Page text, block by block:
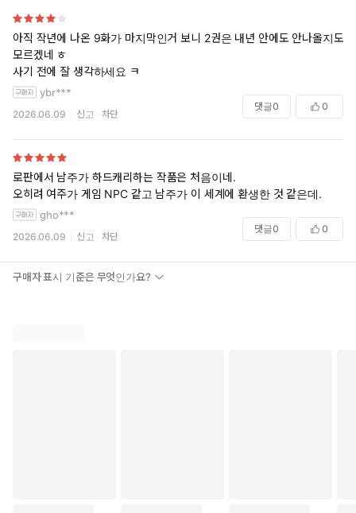
아직 작년에 나온 9화가 마지막인거 보니 2권은 내년 안에도 안나올지도
모르겠네 ㅎ
사기 전에 잘 생각하세요 ㅋ
ybr***
2026.06.09 신고 차단
댓글0 0
로판에서 남주가 하드캐리하는 작품은 처음이네.
오히려 여주가 게임 NPC 같고 남주가 이 세계에 환생한 것 같은데.
gho***
2026.06.09 신고 차단
댓글0 0
구매자 표시 기준은 무엇인가요?